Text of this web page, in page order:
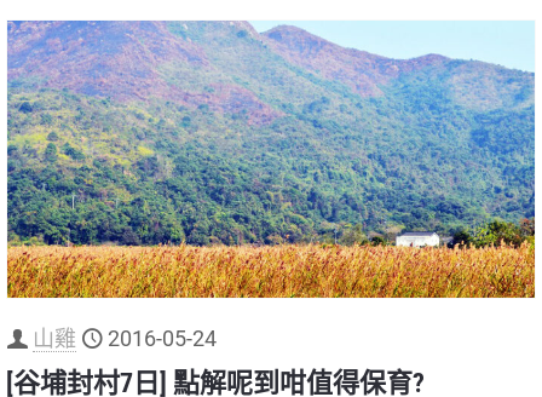
山雞 2016-05-24
[谷埔封村7日] 點解呢到咁值得保育?